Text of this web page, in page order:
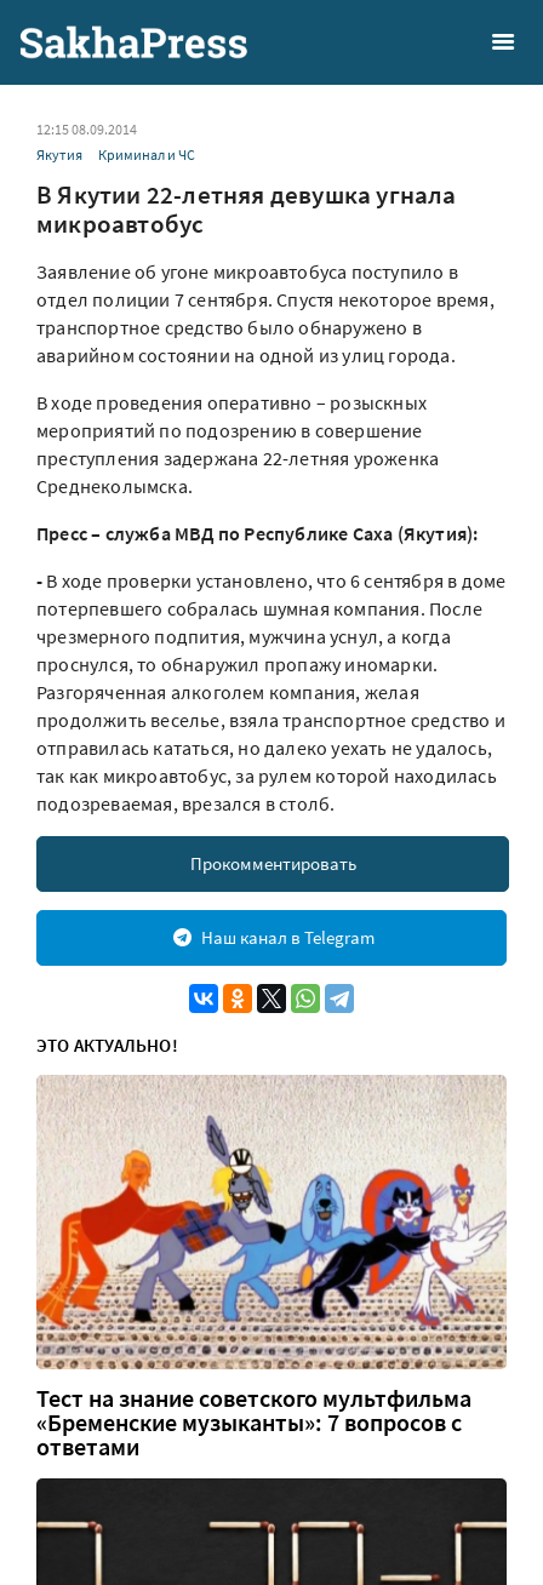
12:15 08.09.2014
Якутия
Криминал и ЧС
В Якутии 22-летняя девушка угнала
микроавтобус
Заявление об угоне микроавтобуса поступило в
отдел полиции 7 сентября. Спустя некоторое время,
транспортное средство было обнаружено в
аварийном состоянии на одной из улиц города.
В ходе проведения оперативно – розыскных
мероприятий по подозрению в совершение
преступления задержана 22-летняя уроженка
Среднеколымска.
Пресс – служба МВД по Республике Саха (Якутия):
- В ходе проверки установлено, что 6 сентября в доме
потерпевшего собралась шумная компания. После
чрезмерного подпития, мужчина уснул, а когда
проснулся, то обнаружил пропажу иномарки.
Разгоряченная алкоголем компания, желая
продолжить веселье, взяла транспортное средство и
отправилась кататься, но далеко уехать не удалось,
так как микроавтобус, за рулем которой находилась
подозреваемая, врезался в столб.
Прокомментировать
Наш канал в Telegram
ЭТО АКТУАЛЬНО!
Тест на знание советского мультфильма
«Бременские музыканты»: 7 вопросов с
ответами